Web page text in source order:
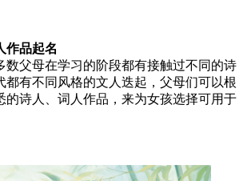
作品起名
数父母在学习的阶段都有接触过不同的诗
都有不同风格的文人迭起，父母们可以根
的诗人、词人作品，来为女孩选择可用于